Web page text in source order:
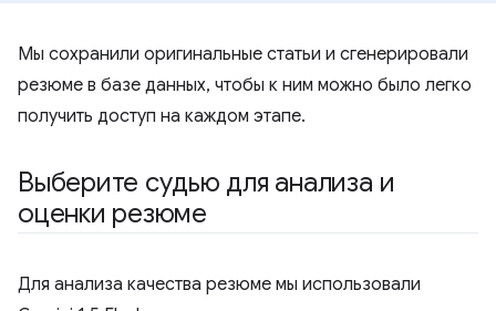
Мы сохранили оригинальные статьи и сгенерировали
резюме в базе данных, чтобы к ним можно было легко
получить доступ на каждом этапе.
Выберите судью для анализа и
оценки резюме
Для анализа качества резюме мы использовали